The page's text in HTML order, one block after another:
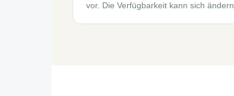
vor. Die Verfügbarkeit kann sich ändern.